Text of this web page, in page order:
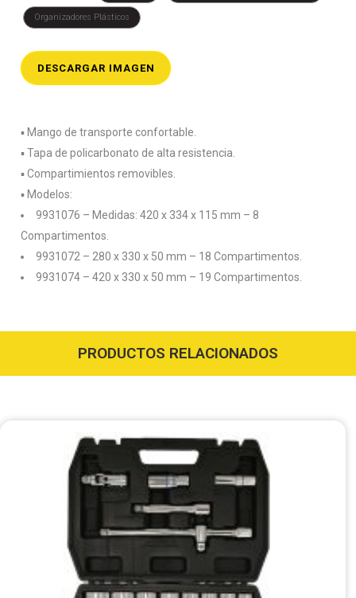
Organizadores Plásticos
DESCARGAR IMAGEN
▪️ Mango de transporte confortable.
▪️ Tapa de policarbonato de alta resistencia.
▪️ Compartimientos removibles.
▪️ Modelos:
9931076 – Medidas: 420 x 334 x 115 mm – 8
Compartimentos.
9931072 – 280 x 330 x 50 mm – 18 Compartimentos.
9931074 – 420 x 330 x 50 mm – 19 Compartimentos.
PRODUCTOS RELACIONADOS